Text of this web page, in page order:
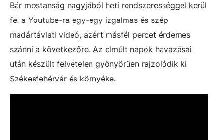
Bár mostanság nagyjából heti rendszerességgel kerül
fel a Youtube-ra egy-egy izgalmas és szép
madártávlati videó, azért másfél percet érdemes
szánni a következőre. Az elmúlt napok havazásai
után készült felvételen gyönyörűen rajzolódik ki
Székesfehérvár és környéke.